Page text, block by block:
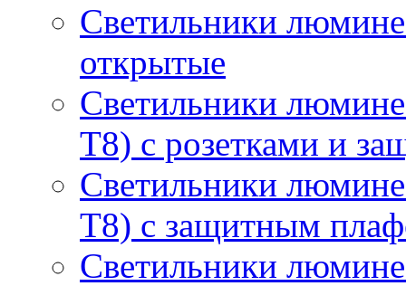
Светильники
открытые
Светильники
T8) с розетками и
Светильники
T8) с защитным
Светильники